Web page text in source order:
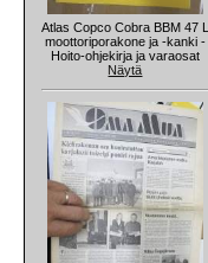
Atlas Copco Cobra BBM 47 L
moottoriporakone ja -kanki -
Hoito-ohjekirja ja varaosat
Näytä